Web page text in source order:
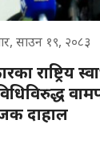
साउन १९, २०८३
राष्ट्रिय
दाहाल